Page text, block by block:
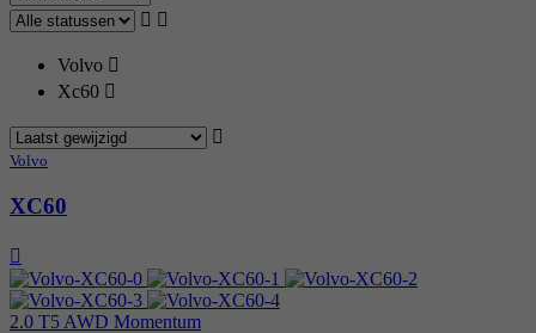
Volvo
Xc60
Volvo
XC60
2.0 T5 AWD Momentum